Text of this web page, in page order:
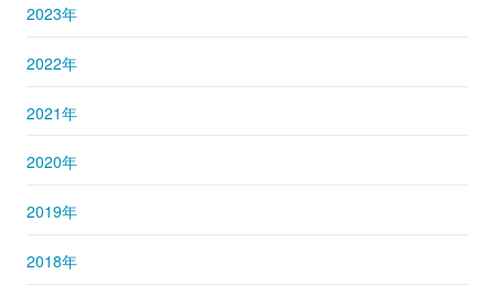
2023年
2022年
2021年
2020年
2019年
2018年